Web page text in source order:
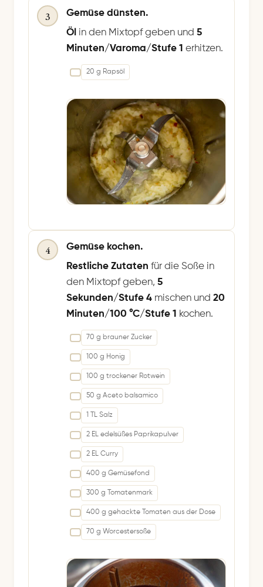
3
Gemüse dünsten.
Öl in den Mixtopf geben und 5
Minuten/Varoma/Stufe 1 erhitzen.
20 g Rapsöl
4
Gemüse kochen.
Restliche Zutaten für die Soße in
den Mixtopf geben, 5
Sekunden/Stufe 4 mischen und 20
Minuten/100 °C/Stufe 1 kochen.
70 g brauner Zucker
100 g Honig
100 g trockener Rotwein
50 g Aceto balsamico
1 TL Salz
2 EL edelsüßes Paprikapulver
2 EL Curry
400 g Gemüsefond
300 g Tomatenmark
400 g gehackte Tomaten aus der Dose
70 g Worcestersoße